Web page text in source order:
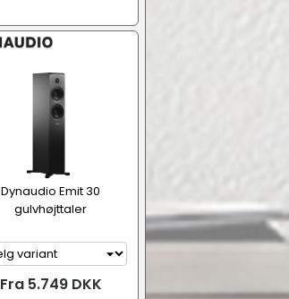
Dynaudio Emit 30
gulvhøjttaler
Fra 5.749 DKK